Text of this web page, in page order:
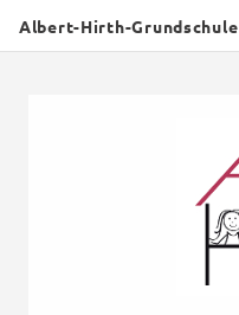
Albert-Hirth-Grundschule